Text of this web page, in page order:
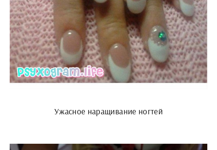
Ужасное наращивание ногтей